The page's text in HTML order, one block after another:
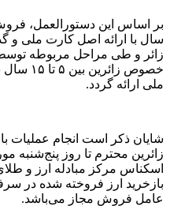
بر اساس این دستورالعمل، فروش
سال با ارائه اصل کارت ملی و
زائر و طی مراحل مربوطه توسط
خصوص
ملی ارائه گردد.
شایان ذکر است انجام عملیات
بازخرید ارز فروخته شده در
عامل فروش مجاز می‌باشد.